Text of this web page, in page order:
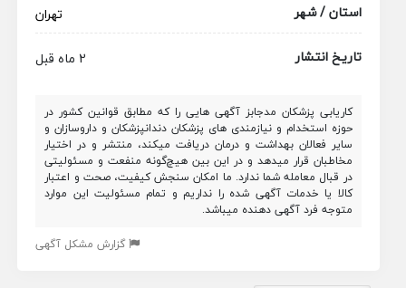
استان / شهر
تهران
تاریخ انتشار
2 ماه قبل
کاریابی پزشکان مدجابز آگهی هایی را که مطابق قوانین کشور در
حوزه استخدام و نیازمندی های پزشکان دندانپزشکان و داروسازان و
سایر فعالان بهداشت و درمان دریافت میکند، منتشر و در اختیار
مخاطبان قرار میدهد و در این بین هیچ‌گونه منفعت و مسئولیتی
در قبال معامله شما ندارد. ما امکان سنجش کیفیت، صحت و اعتبار
کالا یا خدمات آگهی شده را نداریم و تمام مسئولیت این موارد
متوجه فرد آگهی دهنده میباشد.
گزارش مشکل آگهی